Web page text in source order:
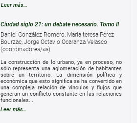
Leer más…
Ciudad siglo 21: un debate necesario. Tomo II
Daniel González Romero, María teresa Pérez
Bourzac, Jorge Octavio Ocaranza Velasco
(coordinadores/as)
La construcción de lo urbano, ya en proceso, no
sólo representa una aglomeración de habitantes
sobre un territorio. La dimensión política y
económica que esto significa se ha convertido en
una compleja relación de vínculos y flujos que
generan un conflicto constante en las relaciones
funcionales...
Leer más…